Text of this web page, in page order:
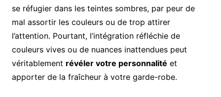
se réfugier dans les teintes sombres, par peur de
mal assortir les couleurs ou de trop attirer
l’attention. Pourtant, l’intégration réfléchie de
couleurs vives ou de nuances inattendues peut
véritablement révéler votre personnalité et
apporter de la fraîcheur à votre garde-robe.